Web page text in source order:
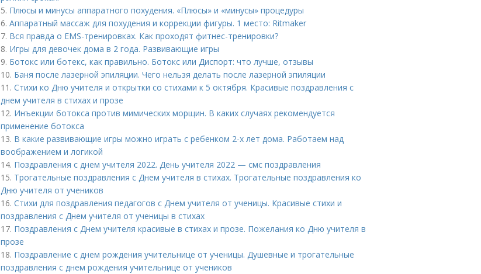
5. Плюсы и минусы аппаратного похудения. «Плюсы» и «минусы» процедуры
6. Аппаратный массаж для похудения и коррекции фигуры. 1 место: Ritmaker
7. Вся правда о EMS-тренировках. Как проходят фитнес-тренировки?
8. Игры для девочек дома в 2 года. Развивающие игры
9. Ботокс или ботекс, как правильно. Ботокс или Диспорт: что лучше, отзывы
10. Баня после лазерной эпиляции. Чего нельзя делать после лазерной эпиляции
11. Стихи ко Дню учителя и открытки со стихами к 5 октября. Красивые поздравления с
днем учителя в стихах и прозе
12. Инъекции ботокса против мимических морщин. В каких случаях рекомендуется
применение ботокса
13. В какие развивающие игры можно играть с ребенком 2-х лет дома. Работаем над
воображением и логикой
14. Поздравления с днем учителя 2022. День учителя 2022 — смс поздравления
15. Трогательные поздравления с Днем учителя в стихах. Трогательные поздравления ко
Дню учителя от учеников
16. Стихи для поздравления педагогов с Днем учителя от ученицы. Красивые стихи и
поздравления с Днем учителя от ученицы в стихах
17. Поздравления с Днем учителя красивые в стихах и прозе. Пожелания ко Дню учителя в
прозе
18. Поздравление с днем рождения учительнице от ученицы. Душевные и трогательные
поздравления с днем рождения учительнице от учеников